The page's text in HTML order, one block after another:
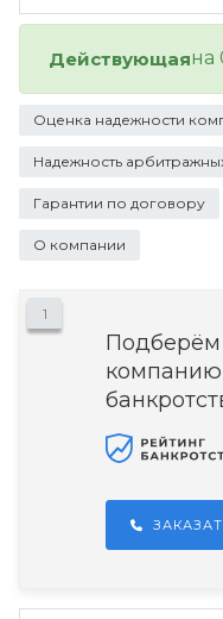
Действующаяна
Оценка надежности
Надежность
Гарантии по договору
О компании
1